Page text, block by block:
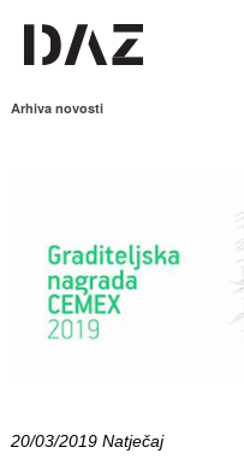
Arhiva novosti
20/03/2019 Natječaj